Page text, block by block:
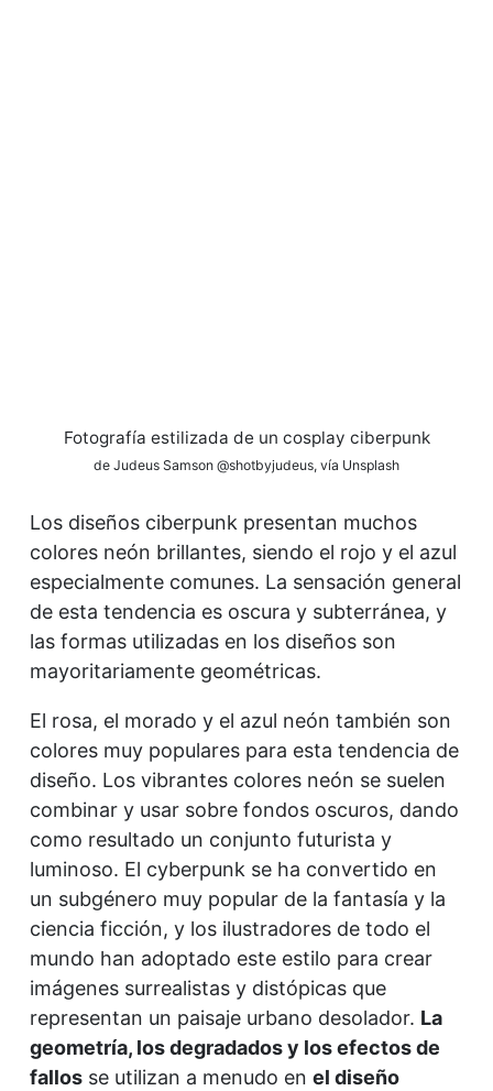
Fotografía estilizada de un cosplay ciberpunk
de Judeus Samson @shotbyjudeus, vía Unsplash
Los diseños ciberpunk presentan muchos
colores neón brillantes, siendo el rojo y el azul
especialmente comunes. La sensación general
de esta tendencia es oscura y subterránea, y
las formas utilizadas en los diseños son
mayoritariamente geométricas.
El rosa, el morado y el azul neón también son
colores muy populares para esta tendencia de
diseño. Los vibrantes colores neón se suelen
combinar y usar sobre fondos oscuros, dando
como resultado un conjunto futurista y
luminoso. El cyberpunk se ha convertido en
un subgénero muy popular de la fantasía y la
ciencia ficción, y los ilustradores de todo el
mundo han adoptado este estilo para crear
imágenes surrealistas y distópicas que
representan un paisaje urbano desolador. La
geometría, los degradados y los efectos de
fallos se utilizan a menudo en el diseño